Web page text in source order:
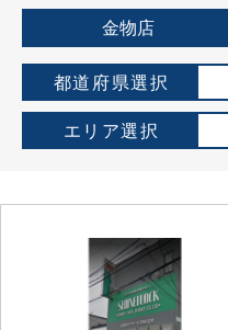
金物店
都道府県選択
エリア選択